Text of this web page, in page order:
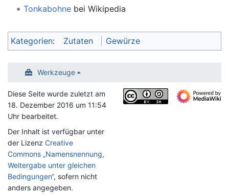
Tonkabohnebei Wikipedia
Kategorien: Zutaten Gewürze
Werkzeuge
Diese Seite wurde zuletzt am
18. Dezember 2016 um 11:54
Uhr bearbeitet.
Der Inhalt ist verfügbar unter
der Lizenz Creative
Commons „Namensnennung,
Weitergabe unter gleichen
Bedingungen“, sofern nicht
anders angegeben.